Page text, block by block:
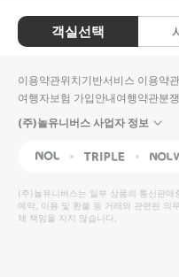
객실선택
이용약관위치기반서비스 이용약관
여행자보험 가입안내여행약관분
(주)놀유니버스 사업자 정보
NOL Triple
(주)놀유니버스는 일부 상품의 통신판매
예약, 이용 및 환불 등 거래와 관련된 의
체 책임을 지지 않습니다.